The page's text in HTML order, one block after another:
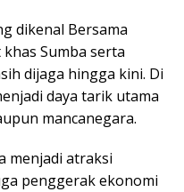
dikenal Bersama
Sumba serta
dijaga hingga kini. Di
daya tarik utama
mancanegara.
menjadi atraksi
penggerak ekonomi